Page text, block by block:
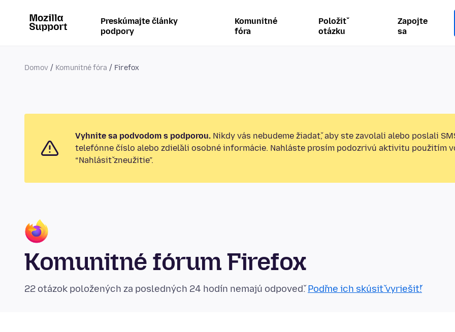
Preskúmajte články
podpory
Komunitné
fóra
Položiť
otázku
Zapojte
sa
Domov Komunitné fóra Firefox
Vyhnite sa podvodom s podporou. Nikdy vás nebudeme žiadať, aby ste zavolali alebo poslali
telefónne číslo alebo zdieľali osobné informácie. Nahláste prosím podozrivú aktivitu použitím
“Nahlásiť zneužitie”.
Komunitné fórum Firefox
22 otázok položených za posledných 24 hodín nemajú odpoveď.Poďme ich skúsiť vyriešiť!